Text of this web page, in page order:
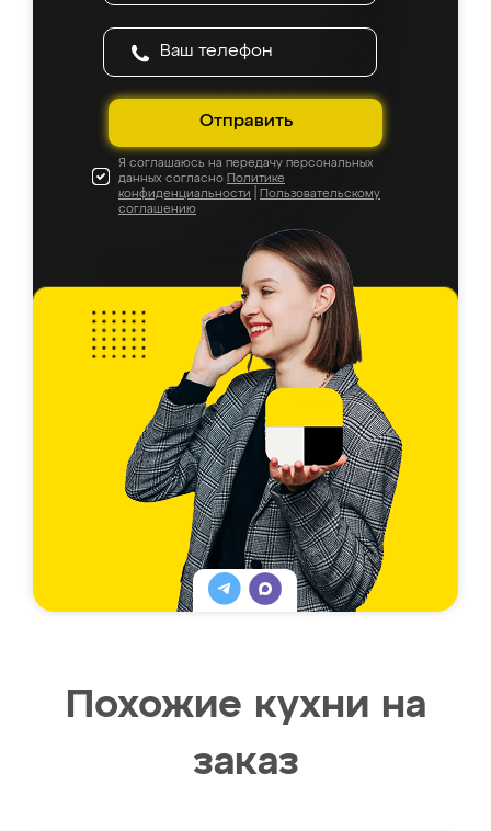
Отправить
Я соглашаюсь на передачу персональных
данных согласно Политике
конфиденциальности
Пользовательскому
соглашению
Похожие кухни на
заказ